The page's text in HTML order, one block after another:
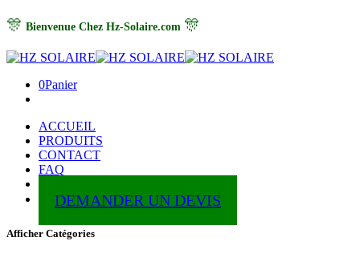
🎊 Bienvenue Chez Hz-Solaire.com 🎊
0Panier
ACCUEIL
PRODUITS
CONTACT
FAQ
DEMANDER UN DEVIS
Afficher Catégories